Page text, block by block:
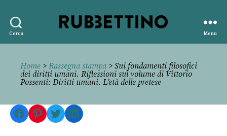
Cerca
editore
Menu
Home > Rassegna stampa> Sui fondamenti filosofici
dei diritti umani. Riflessioni sul volume di Vittorio
Possenti: Diritti umani. L’età delle pretese
Facebook
Pinterest
TwitterLinkedIn